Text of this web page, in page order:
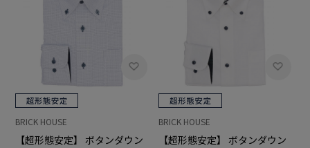
BRICK HOUSE
【超形態安定】 ボタンダウン
BRICK HOUSE
【超形態安定】 ボタンダウン